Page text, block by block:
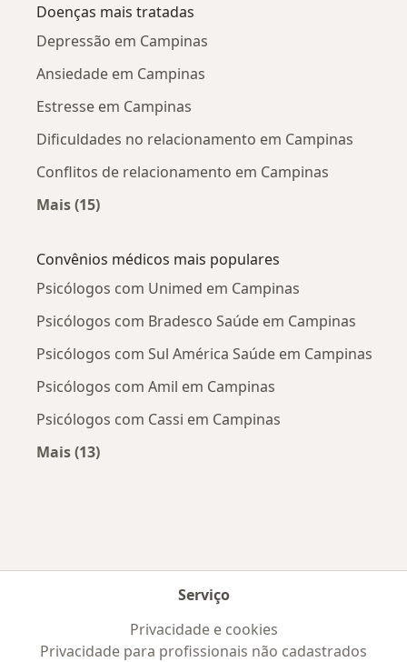
Doenças mais tratadas
Depressão em Campinas
Ansiedade em Campinas
Estresse em Campinas
Dificuldades no relacionamento em Campinas
Conflitos de relacionamento em Campinas
Mais (15)
Convênios médicos mais populares
Psicólogos com Unimed em Campinas
Psicólogos com Bradesco Saúde em Campinas
Psicólogos com Sul América Saúde em Campinas
Psicólogos com Amil em Campinas
Psicólogos com Cassi em Campinas
Mais (13)
Serviço
Privacidade e cookies
Privacidade para profissionais não cadastrados